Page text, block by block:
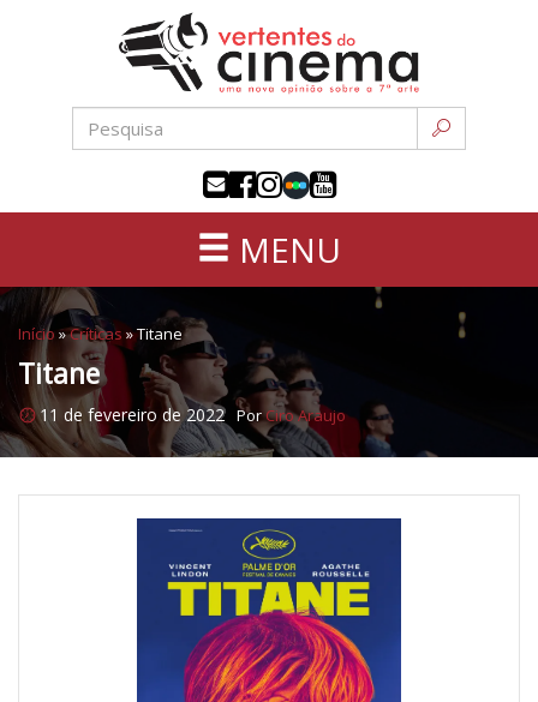
conteúdo
sétima
MENU
Início »Críticas »Titane
Titane
11 de fevereiro de 2022 PorCiro Araujo